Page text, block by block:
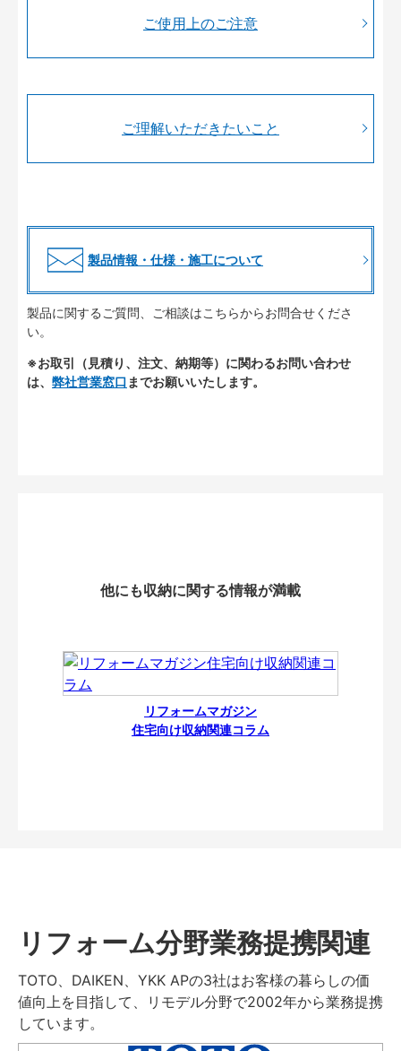
ご使用上のご注意
ご理解いただきたいこと
製品情報・仕様・施工について
製品に関するご質問、ご相談はこちらからお問合せくださ
い。
※お取引（見積り、注文、納期等）に関わるお問い合わせ
は、 弊社営業窓口 までお願いいたします。
他にも収納に関する情報が満載
リフォームマガジン
住宅向け収納関連コラム
リフォーム分野業務提携関連
TOTO、DAIKEN、YKK APの3社はお客様の暮らしの価
値向上を目指して、リモデル分野で2002年から業務提携
しています。